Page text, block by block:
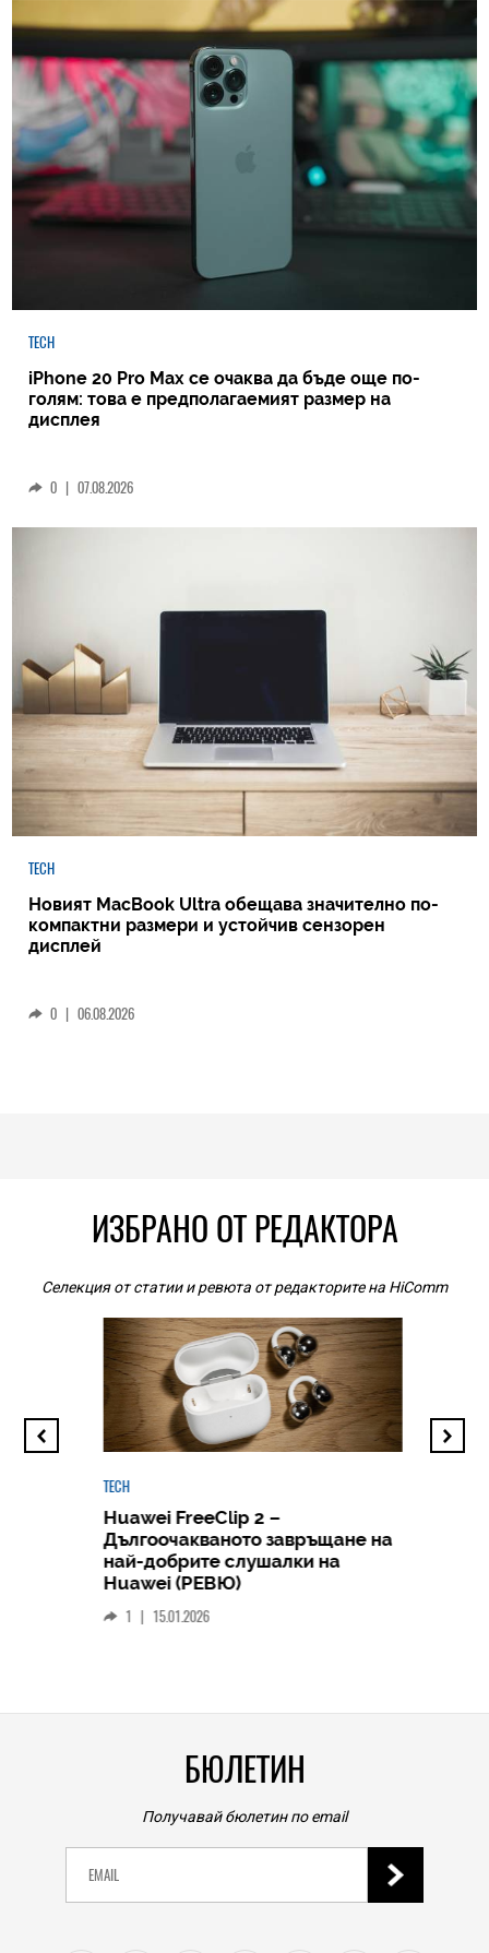
TECH
iPhone 20 Pro Max се очаква да бъде още по-
голям: това е предполагаемият размер на
дисплея
0 | 07.08.2026
TECH
Новият MacBook Ultra обещава значително по-
компактни размери и устойчив сензорен
дисплей
0 06.08.2026
ИЗБРАНО ОТ РЕДАКТОРА
Селекция от статии и ревюта от редакторите на HiComm
TECH
Huawei FreeClip 2 –
Дългоочакваното завръщане на
най-добрите слушалки на
Huawei (РЕВЮ)
1 15.01.2026
БЮЛЕТИН
Получавай бюлетин по email